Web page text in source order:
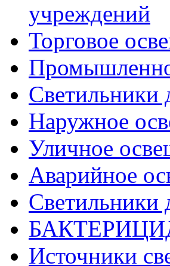
учреждений
Торговое
Наружное
Уличное
Аварийное
Светильники
Источники